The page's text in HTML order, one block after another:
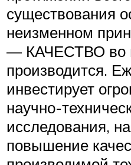
существования
неизменном
— КАЧЕСТВО во
производится.
инвестирует
научно-
исследования,
повышение